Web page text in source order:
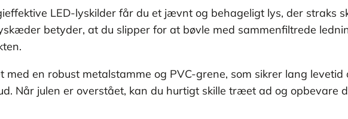
LED-lyskilder får du et jævnt og behageligt lys, der straks
betyder, at du slipper for at bøvle med sammenfiltrede
med en robust metalstamme og PVC-grene, som sikrer lang
Når julen er overstået, kan du hurtigt skille træet ad og opbevare